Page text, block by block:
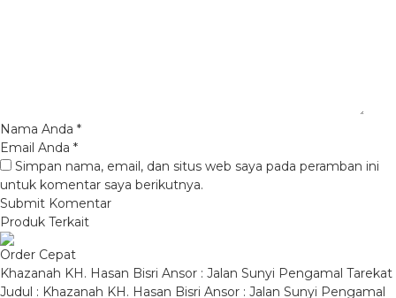
Nama Anda *
Email Anda *
Simpan nama, email, dan situs web saya pada peramban ini
untuk komentar saya berikutnya.
Produk Terkait
Order Cepat
Khazanah KH. Hasan Bisri Ansor : Jalan Sunyi Pengamal Tarekat
Judul : Khazanah KH. Hasan Bisri Ansor : Jalan Sunyi Pengamal